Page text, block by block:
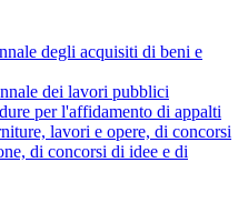
degli acquisiti di beni e
dei lavori pubblici
per l'affidamento di appalti
lavori e opere, di concorsi
di concorsi di idee e di